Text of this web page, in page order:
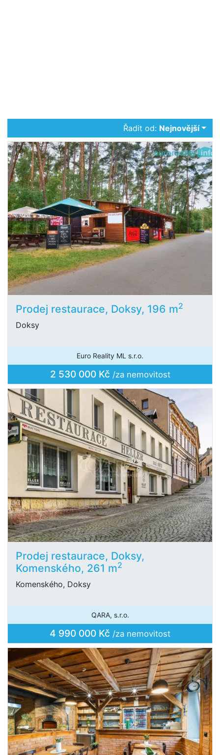
Řadit od: Nejnovější
Prodej restaurace, Doksy, 196 m2
Doksy
Euro Reality ML s.r.o.
2 530 000 Kč /za nemovitost
Prodej restaurace, Doksy,
Komenského, 261 m2
Komenského, Doksy
QARA, s.r.o.
4 990 000 Kč /za nemovitost